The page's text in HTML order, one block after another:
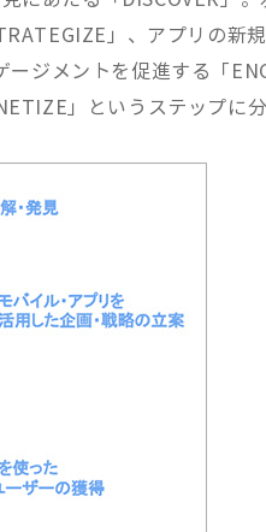
」、アプリの新
ジメントを促進する「
」というステップに